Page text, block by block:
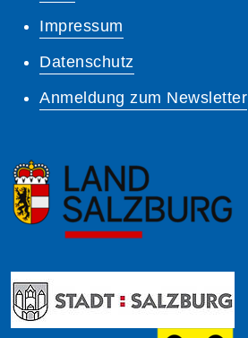
Impressum
Datenschutz
Anmeldung zum Newsletter